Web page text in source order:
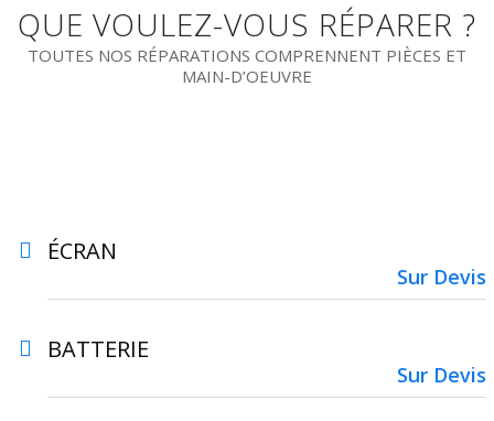
QUE VOULEZ-VOUS RÉPARER ?
TOUTES NOS RÉPARATIONS COMPRENNENT PIÈCES ET
MAIN-D’OEUVRE
ÉCRAN
Sur Devis
BATTERIE
Sur Devis